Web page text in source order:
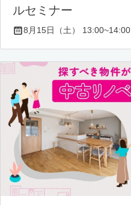
ルセミナー
8月15日（土） 13:00~14:00